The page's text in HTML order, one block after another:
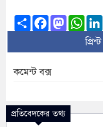
ShareFacebook
কমেন্ট বক্স
প্রতিবেদকের তথ্য